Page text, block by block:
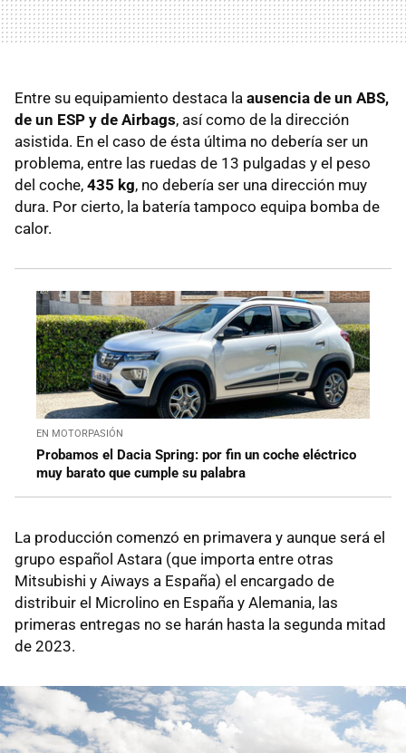
Entre su equipamiento destaca la ausencia de un ABS,
de un ESP y de Airbags, así como de la dirección
asistida. En el caso de ésta última no debería ser un
problema, entre las ruedas de 13 pulgadas y el peso
del coche, 435 kg, no debería ser una dirección muy
dura. Por cierto, la batería tampoco equipa bomba de
calor.
EN MOTORPASIÓN
Probamos el Dacia Spring: por fin un coche eléctrico
muy barato que cumple su palabra
La producción comenzó en primavera y aunque será el
grupo español Astara (que importa entre otras
Mitsubishi y Aiways a España) el encargado de
distribuir el Microlino en España y Alemania, las
primeras entregas no se harán hasta la segunda mitad
de 2023.